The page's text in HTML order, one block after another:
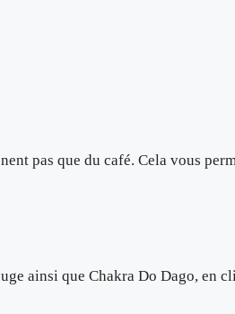
pas que du café. Cela vous
ainsi que Chakra Do Dago, en